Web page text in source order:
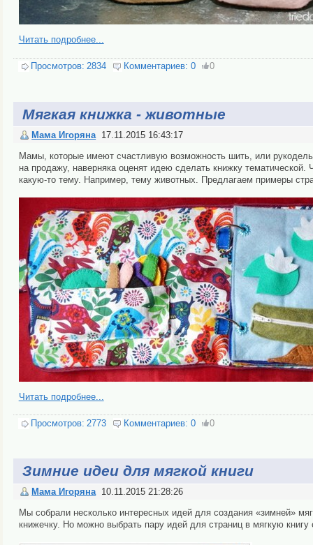
Читать подробнее...
Просмотров: 2834 Комментариев: 0 0
Мягкая книжка - животные
Мама Игоряна 17.11.2015 16:43:17
Мамы, которые имеют счастливую возможность шить, или
на продажу, наверняка оценят идею сделать книжку
какую-то тему. Например, тему животных. Предлагаем примеры
Читать подробнее...
Просмотров: 2773 Комментариев: 0 0
Зимние идеи для мягкой книги
Мама Игоряна 10.11.2015 21:28:26
Мы собрали несколько интересных идей для создания «зимней»
книжечку. Но можно выбрать пару идей для страниц в мягкую книгу